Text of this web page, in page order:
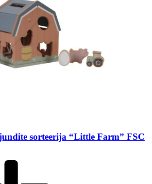
sorteerija “Little Farm” FSC